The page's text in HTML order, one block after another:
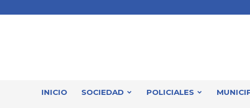
INICIO SOCIEDAD POLICIALES